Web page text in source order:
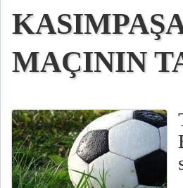
MAÇININ